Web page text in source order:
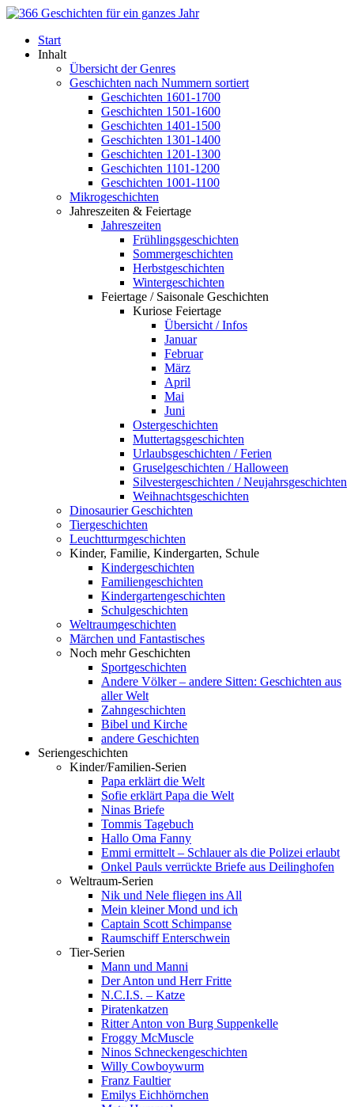
Start
Inhalt
Übersicht der Genres
Geschichten nach Nummern sortiert
Geschichten 1601-1700
Geschichten 1501-1600
Geschichten 1401-1500
Geschichten 1301-1400
Geschichten 1201-1300
Geschichten 1101-1200
Geschichten 1001-1100
Mikrogeschichten
Jahreszeiten & Feiertage
Jahreszeiten
Frühlingsgeschichten
Sommergeschichten
Herbstgeschichten
Wintergeschichten
Feiertage / Saisonale Geschichten
Kuriose Feiertage
Übersicht / Infos
Januar
Februar
März
April
Mai
Juni
Ostergeschichten
Muttertagsgeschichten
Urlaubsgeschichten / Ferien
Gruselgeschichten / Halloween
Silvestergeschichten / Neujahrsgeschichten
Weihnachtsgeschichten
Dinosaurier Geschichten
Tiergeschichten
Leuchtturmgeschichten
Kinder, Familie, Kindergarten, Schule
Kindergeschichten
Familiengeschichten
Kindergartengeschichten
Schulgeschichten
Weltraumgeschichten
Märchen und Fantastisches
Noch mehr Geschichten
Sportgeschichten
Andere Völker – andere Sitten: Geschichten aus
aller Welt
Zahngeschichten
Bibel und Kirche
andere Geschichten
Seriengeschichten
Kinder/Familien-Serien
Papa erklärt die Welt
Sofie erklärt Papa die Welt
Ninas Briefe
Tommis Tagebuch
Hallo Oma Fanny
Emmi ermittelt – Schlauer als die Polizei erlaubt
Onkel Pauls verrückte Briefe aus Deilinghofen
Weltraum-Serien
Nik und Nele fliegen ins All
Mein kleiner Mond und ich
Captain Scott Schimpanse
Raumschiff Enterschwein
Tier-Serien
Mann und Manni
Der Anton und Herr Fritte
N.C.I.S. – Katze
Piratenkatzen
Ritter Anton von Burg Suppenkelle
Froggy McMuscle
Ninos Schneckengeschichten
Willy Cowboywurm
Franz Faultier
Emilys Eichhörnchen